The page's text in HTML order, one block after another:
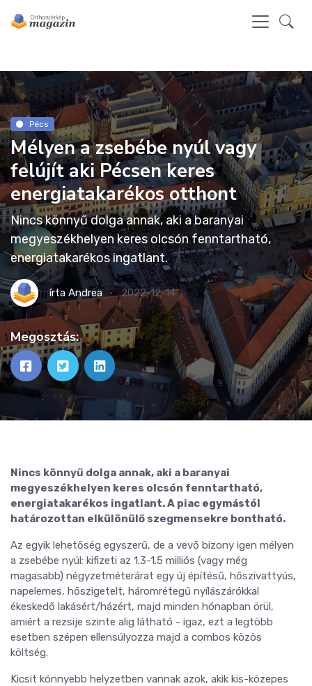
Pécs
Mélyen a zsebébe nyúl vagy
felújít aki Pécsen keres
energiatakarékos otthont
Nincs könnyű dolga annak, aki a baranyai
megyeszékhelyen keres olcsón fenntartható,
energiatakarékos ingatlant.
írta Andrea 2022-12-14
Megosztás:
Nincs könnyű dolga annak, aki a baranyai
megyeszékhelyen keres olcsón fenntartható,
energiatakarékos ingatlant. A piac egymástól
határozottan elkülönülő szegmensekre bontható.
Az egyik lehetőség egyszerű, de a vevő bizony igen mélyen
a zsebébe nyúl: kifizeti az 1.3-1.5 milliós (vagy még
magasabb) négyzetméterárat egy új építésű, hőszivattyús,
napelemes, hőszigetelt, háromrétegű nyílászárókkal
ékeskedő lakásért/házért, majd minden hónapban örül,
amiért a rezsije szinte alig látható - igaz, ezt a legtöbb
esetben szépen ellensúlyozza majd a combos közös
költség.
Kicsit könnyebb helyzetben vannak azok, akik kis-közepes